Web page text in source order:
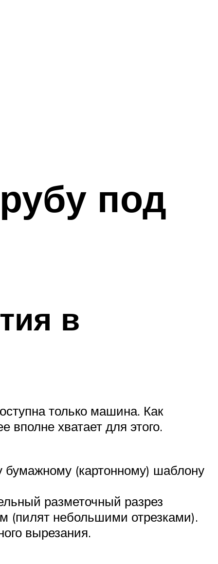
под
в
только машина. Как
хватает для этого.
бумажному (картонному) шаблону
разметочный разрез
(пилят небольшими отрезками).
вырезания.